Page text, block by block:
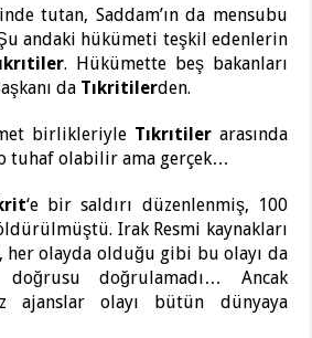
tutan, Saddam’ın da mensubu
andaki hükümeti teşkil edenlerin
. Hükümette beş bakanları
da Tıkritilerden.
birlikleriyle Tıkrıtilerarasında
tuhaf olabilir ama gerçek…
‘e bir saldırı düzenlenmiş, 100
Irak Resmi kaynakları
her olayda olduğu gibi bu olayı da
doğrulamadı… Ancak
ajanslar olayı bütün dünyaya